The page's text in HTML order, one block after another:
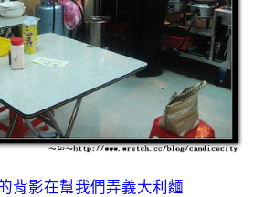
背影在幫我們弄義大利麵